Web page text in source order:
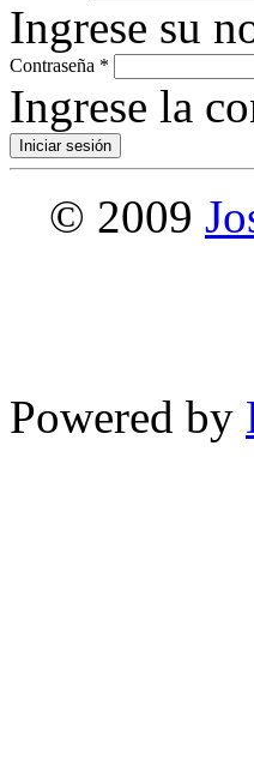
Ingrese su
Contraseña *
Ingrese la
© 2009
Powered by